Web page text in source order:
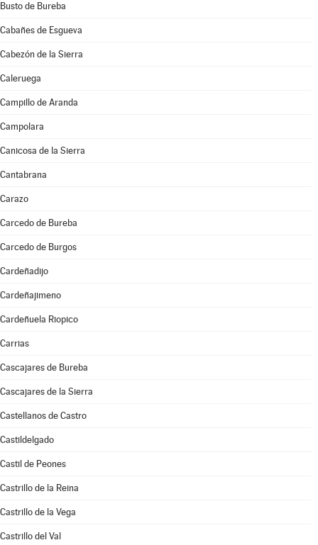
Busto de Bureba
Cabañes de Esgueva
Cabezón de la Sierra
Caleruega
Campillo de Aranda
Campolara
Canicosa de la Sierra
Cantabrana
Carazo
Carcedo de Bureba
Carcedo de Burgos
Cardeñadijo
Cardeñajimeno
Cardeñuela Riopico
Carrias
Cascajares de Bureba
Cascajares de la Sierra
Castellanos de Castro
Castildelgado
Castil de Peones
Castrillo de la Reina
Castrillo de la Vega
Castrillo del Val